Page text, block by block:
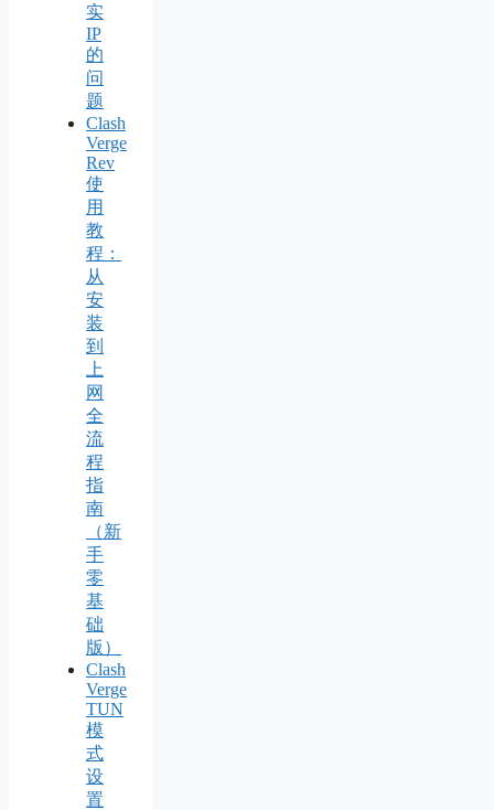
实
IP
的
问
题
Clash
Verge
Rev
使
用
教
程：
从
安
装
到
上
网
全
流
程
指
南
（新
手
零
基
础
版）
Clash
Verge
TUN
模
式
设
置